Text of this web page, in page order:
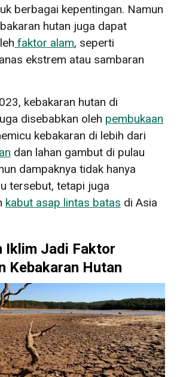
berbagai kepentingan. Namun
hutan juga dapat
faktor alam, seperti
ekstrem atau sambaran
kebakaran hutan di
disebabkan oleh pembukaan
kebakaran di lebih dari
dan lahan gambut di pulau
dampaknya tidak hanya
tersebut, tetapi juga
kabut asap lintas batas di Asia
Iklim Jadi Faktor
Kebakaran Hutan